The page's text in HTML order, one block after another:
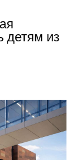
детям из